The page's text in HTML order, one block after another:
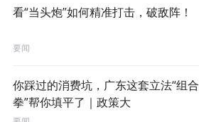
看“当头炮”如何精准打击，破敌阵！
要闻
你踩过的消费坑，广东这套立法“组合
拳”帮你填平了｜政策大